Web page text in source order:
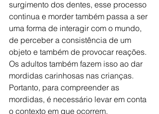
surgimento dos dentes, esse processo
continua e morder também passa a ser
uma forma de interagir com o mundo,
de perceber a consistência de um
objeto e também de provocar reações.
Os adultos também fazem isso ao dar
mordidas carinhosas nas crianças.
Portanto, para compreender as
mordidas, é necessário levar em conta
o contexto em que ocorrem.